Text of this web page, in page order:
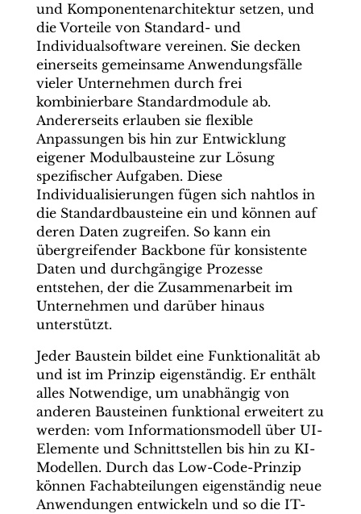
und Komponentenarchitektur setzen, und
die Vorteile von Standard- und
Individualsoftware vereinen. Sie decken
einerseits gemeinsame Anwendungsfälle
vieler Unternehmen durch frei
kombinierbare Standardmodule ab.
Andererseits erlauben sie flexible
Anpassungen bis hin zur Entwicklung
eigener Modulbausteine zur Lösung
spezifischer Aufgaben. Diese
Individualisierungen fügen sich nahtlos in
die Standardbausteine ein und können auf
deren Daten zugreifen. So kann ein
übergreifender Backbone für konsistente
Daten und durchgängige Prozesse
entstehen, der die Zusammenarbeit im
Unternehmen und darüber hinaus
unterstützt.
Jeder Baustein bildet eine Funktionalität ab
und ist im Prinzip eigenständig. Er enthält
alles Notwendige, um unabhängig von
anderen Bausteinen funktional erweitert zu
werden: vom Informationsmodell über UI-
Elemente und Schnittstellen bis hin zu KI-
Modellen. Durch das Low-Code-Prinzip
können Fachabteilungen eigenständig neue
Anwendungen entwickeln und so die IT-